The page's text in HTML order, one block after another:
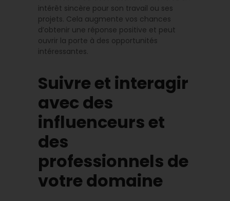
intérêt sincère pour son travail ou ses
projets. Cela augmente vos chances
d’obtenir une réponse positive et peut
ouvrir la porte à des opportunités
intéressantes.
Suivre et interagir
avec des
influenceurs et
des
professionnels de
votre domaine